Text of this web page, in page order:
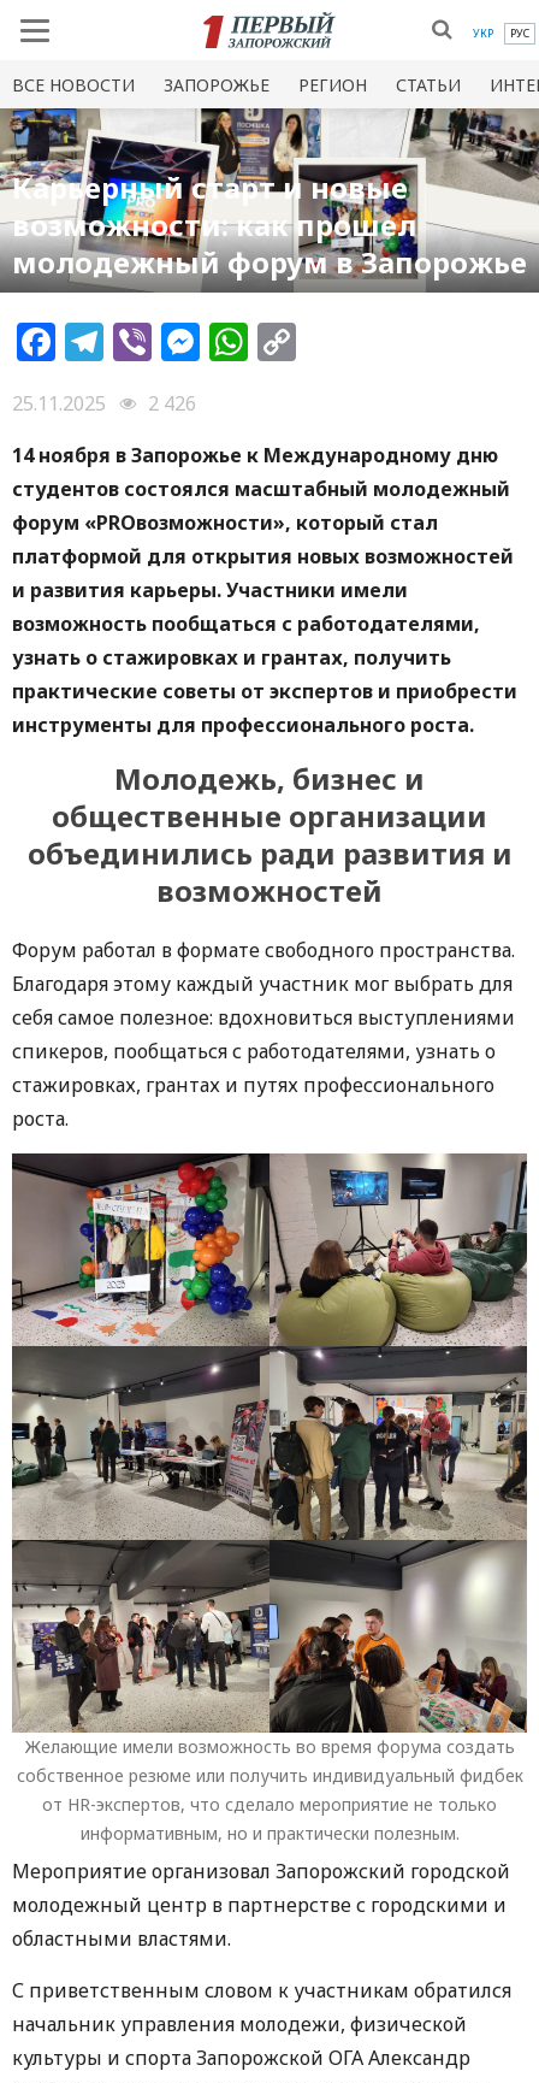
УКР РУС
ВСЕ НОВОСТИ ЗАПОРОЖЬЕ РЕГИОН СТАТЬИ
Карьерный старт и новые
возможности: как прошел
молодежный форум в Запорожье
Facebook
Telegram
ViberMessenger
WhatsApp
25.11.2025
2 426
14 ноября в Запорожье к Международному дню
студентов состоялся масштабный молодежный
форум «PROвозможности», который стал
платформой для открытия новых возможностей
и развития карьеры. Участники имели
возможность пообщаться с работодателями,
узнать о стажировках и грантах, получить
практические советы от экспертов и приобрести
инструменты для профессионального роста.
Молодежь, бизнес и
общественные организации
объединились ради развития и
возможностей
Форум работал в формате свободного пространства.
Благодаря этому каждый участник мог выбрать для
себя самое полезное: вдохновиться выступлениями
спикеров, пообщаться с работодателями, узнать о
стажировках, грантах и путях профессионального
роста.
Желающие имели возможность во время форума создать
собственное резюме или получить индивидуальный фидбек
от HR-экспертов, что сделало мероприятие не только
информативным, но и практически полезным.
Мероприятие организовал Запорожский городской
молодежный центр в партнерстве с городскими и
областными властями.
С приветственным словом к участникам обратился
начальник управления молодежи, физической
культуры и спорта Запорожской ОГА Александр